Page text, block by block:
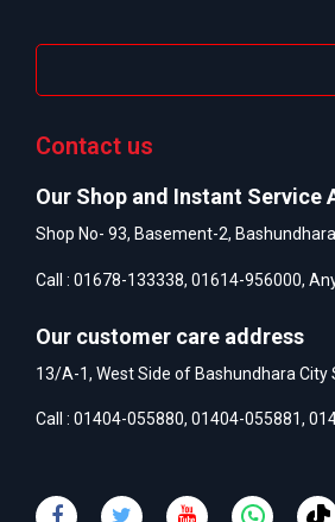
Contact us
Our Shop and Instant Service
Shop No- 93, Basement-2,
Call : 01678-133338, 01614-956000,
Our customer care address
13/A-1, West Side of Bashundhara City
Call : 01404-055880, 01404-055881,